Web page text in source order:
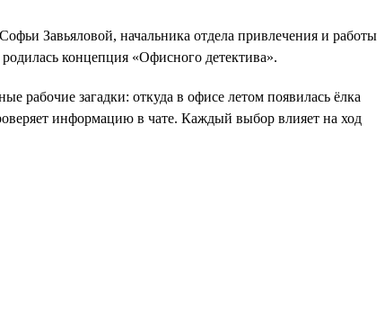
Завьяловой, начальника отдела привлечения и работы
концепция «Офисного детектива».
рабочие загадки: откуда в офисе летом появилась ёлка
информацию в чате. Каждый выбор влияет на ход